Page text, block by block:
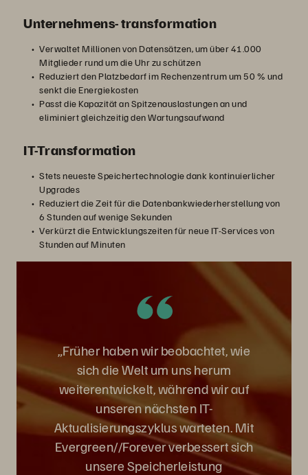
Unternehmens- transformation
Verwaltet Millionen von Datensätzen, um über 41.000
Mitglieder rund um die Uhr zu schützen
Reduziert den Platzbedarf im Rechenzentrum um 50 % und
senkt die Energiekosten
Passt die Kapazität an Spitzenauslastungen an und
eliminiert gleichzeitig den Wartungsaufwand
IT-Transformation
Stets neueste Speichertechnologie dank kontinuierlicher
Upgrades
Reduziert die Zeit für die Datenbankwiederherstellung von
6 Stunden auf wenige Sekunden
Verkürzt die Entwicklungszeiten für neue IT-Services von
Stunden auf Minuten
„Früher haben wir beobachtet, wie
sich die Welt um uns herum
weiterentwickelt, während wir auf
unseren nächsten IT-
Aktualisierungszyklus warteten. Mit
Evergreen//Forever verbessert sich
unsere Speicherleistung